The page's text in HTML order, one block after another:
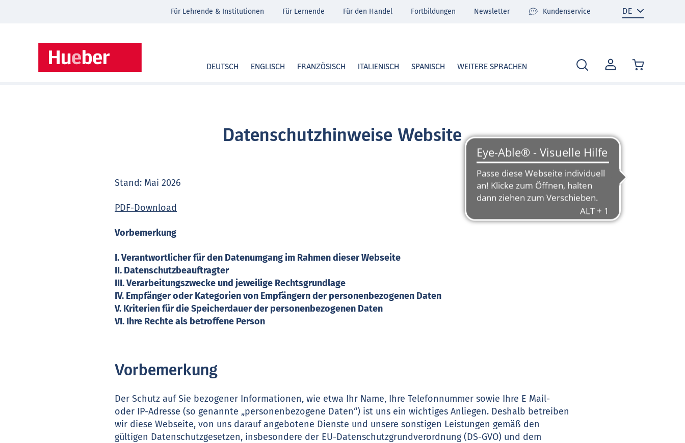
MEIN
KONTO
DEUTSCH ENGLISCH FRANZÖSISCH ITALIENISCH SPANISCH WEITERE SPRACHEN
Für Lehrende & Institutionen Für Lernende Für den Handel Fortbildungen Newsletter Kundenservice
Datenschutzhinweise Website
Stand: Mai 2026
PDF-Download
Vorbemerkung
I. Verantwortlicher für den Datenumgang im Rahmen dieser Webseite
II. Datenschutzbeauftragter
III. Verarbeitungszwecke und jeweilige Rechtsgrundlage
IV. Empfänger oder Kategorien von Empfängern der personenbezogenen Daten
V. Kriterien für die Speicherdauer der personenbezogenen Daten
VI. Ihre Rechte als betroffene Person
Vorbemerkung
Der Schutz auf Sie bezogener Informationen, wie etwa Ihr Name, Ihre Telefonnummer sowie Ihre E Mail-
oder IP-Adresse (so genannte „personenbezogene Daten“) ist uns ein wichtiges Anliegen. Deshalb betreiben
wir diese Webseite, von uns darauf angebotene Dienste und unsere sonstigen Leistungen gemäß den
gültigen Datenschutzgesetzen, insbesondere der EU-Datenschutzgrundverordnung (DS-GVO) und dem